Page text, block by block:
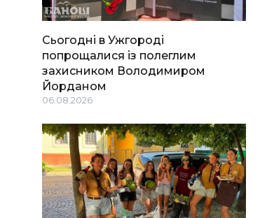
Сьогодні в Ужгороді
попрощалися із полеглим
захисником Володимиром
Йорданом
06.08.2026